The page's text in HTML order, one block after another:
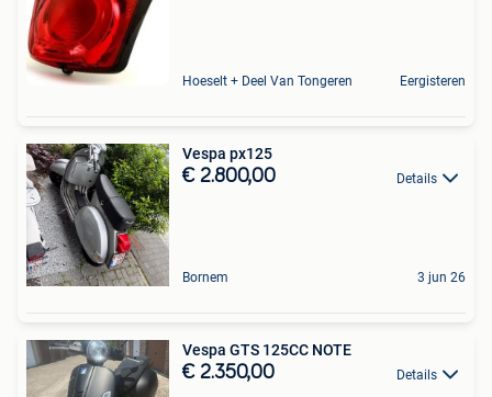
Hoeselt + Deel Van Tongeren Eergisteren
Vespa px125
€ 2.800,00 Details
Bornem 3 jun 26
Vespa GTS 125CC NOTE
€ 2.350,00 Details